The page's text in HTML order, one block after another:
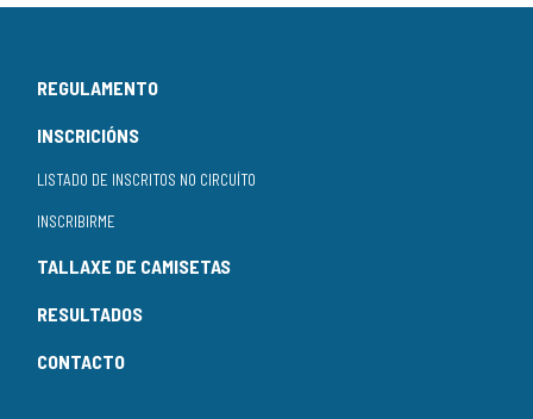
REGULAMENTO
INSCRICIÓNS
LISTADO DE INSCRITOS NO CIRCUÍTO
INSCRIBIRME
TALLAXE DE CAMISETAS
RESULTADOS
CONTACTO